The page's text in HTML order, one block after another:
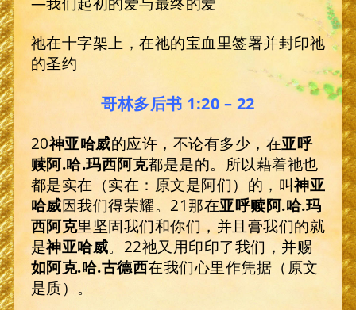
祂在十字架上，在祂的宝血里签署并封印祂
的圣约
哥林多后书 1:20 – 22
20神亚哈威的应许，不论有多少，在亚呼
赎阿.哈.玛西阿克都是是的。所以藉着祂也
都是实在（实在：原文是阿们）的，叫神亚
哈威因我们得荣耀。21那在亚呼赎阿.哈.玛
西阿克里坚固我们和你们，并且膏我们的就
是神亚哈威。22祂又用印印了我们，并赐
如阿克.哈.古德西在我们心里作凭据（原文
是质）。